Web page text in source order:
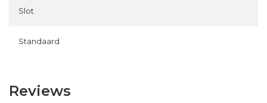
Slot
Standaard
Reviews